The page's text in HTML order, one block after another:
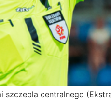
centralnego